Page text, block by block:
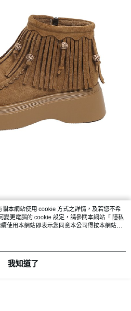
本網站使用 cookie 方式之詳情，及若您不希
變更電腦的 cookie 設定，請參閱本網站「 隱私
使用本網站即表示您同意本公司得按本網站使
。
我知道了